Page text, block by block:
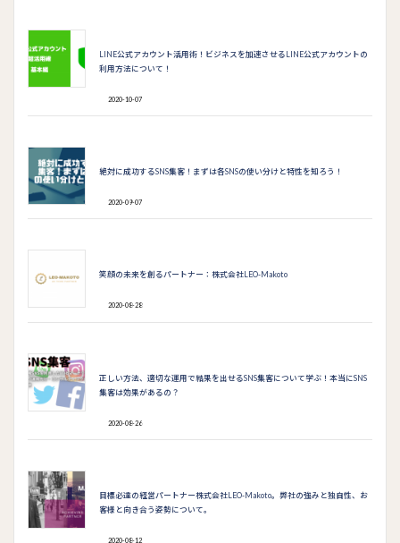
LINE公式アカウント活用術！ビジネスを加速させるLINE公式アカウントの
利用方法について！
2020-10-07
絶対に成功するSNS集客！まずは各SNSの使い分けと特性を知ろう！
2020-09-07
笑顔の未来を創るパートナー：株式会社LEO-Makoto
2020-08-28
正しい方法、適切な運用で結果を出せるSNS集客について学ぶ！本当にSNS
集客は効果があるの？
2020-08-26
目標必達の経営パートナー株式会社LEO-Makoto。弊社の強みと独自性、お
客様と向き合う姿勢について。
2020-08-12